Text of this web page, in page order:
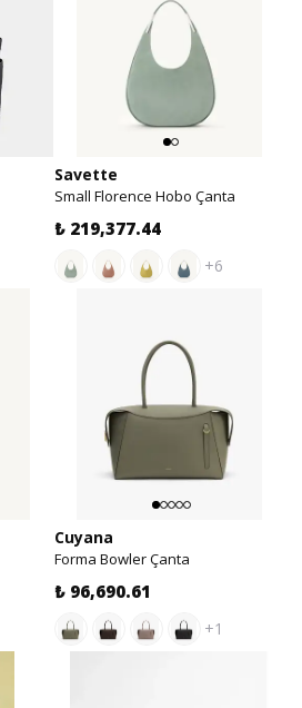
Savette
Small Florence Hobo Çanta
₺ 219,377.44
+6
Cuyana
Forma Bowler Çanta
₺ 96,690.61
+1